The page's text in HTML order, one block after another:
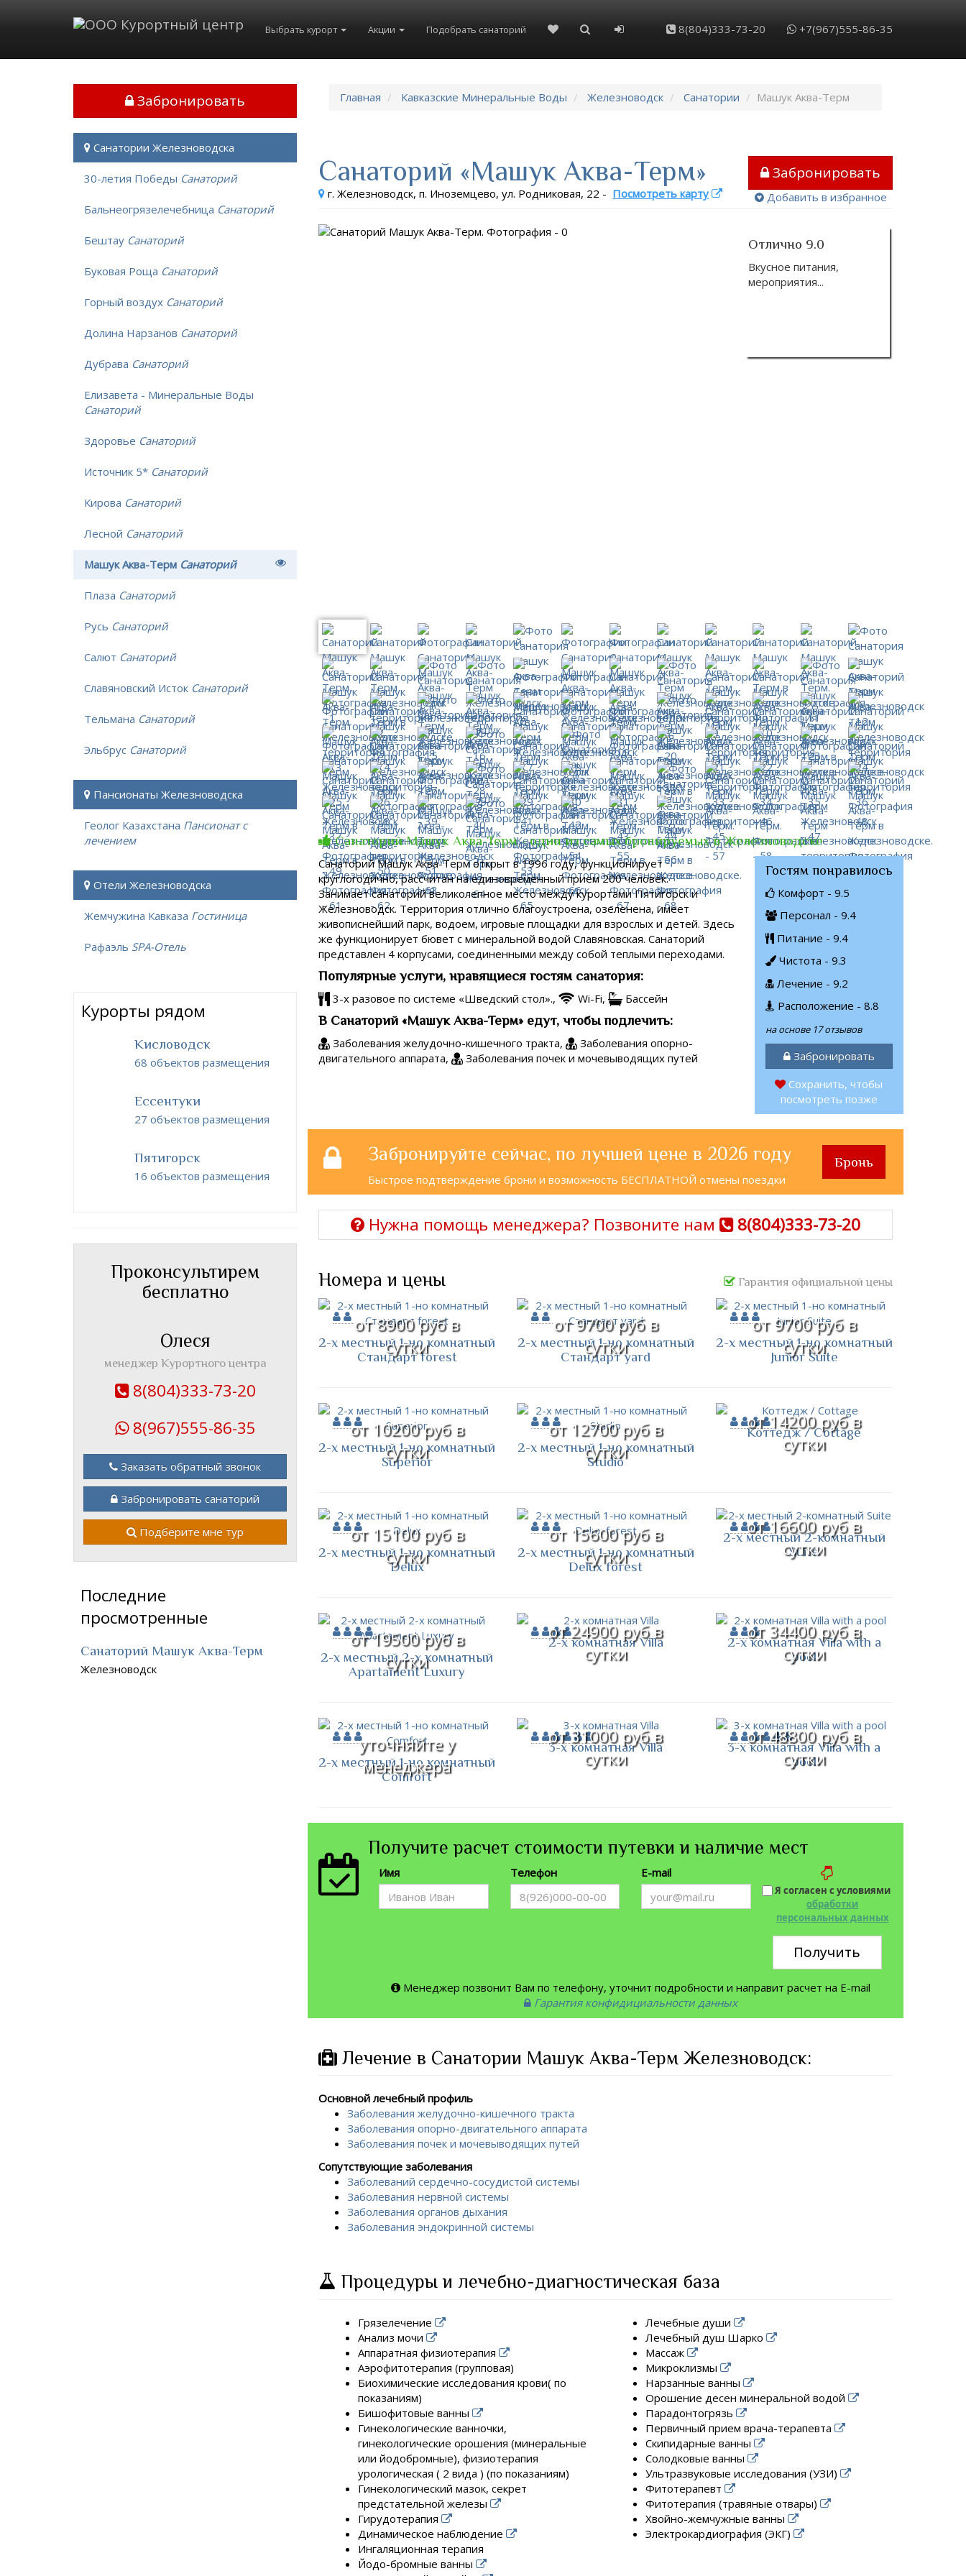
Выбрать курорт Акции Подобрать санаторий 8(804)333-73-20 +7(967)555-86-35
Главная Кавказские Минеральные Воды Железноводск Санатории Машук Аква-Терм
Забронировать
Добавить в избранное
Санаторий «Машук Аква-Терм»
г. Железноводск, п. Иноземцево, ул. Родниковая, 22 - Посмотреть карту
Отлично 9.0
Вкусное питания,
мероприятия
Санаторий Машук Аква-Терм - один из самых бронируемых в Железноводске
Санаторий Машук Аква-Терм открыт в 1996 году, функционирует
круглогодично, рассчитан на единовременный прием 200 человек.
Занимает санаторий великолепное место между курортами Пятигорск и
Железноводск. Территория отлично благоустроена, озеленена, имеет
живописнейший парк, водоем, игровые площадки для взрослых и детей. Здесь
же функционирует бювет с минеральной водой Славяновская. Санаторий
представлен 4 корпусами, соединенными между собой теплыми переходами.
Популярные услуги, нравящиеся гостям санатория:
3-х разовое по системе «Шведский стол»., Wi-Fi, Бассейн
В Санаторий «Машук Аква-Терм» едут, чтобы подлечить:
Заболевания желудочно-кишечного тракта,
Заболевания опорно-
двигательного аппарата,
Заболевания почек и мочевыводящих путей
Гостям понравилось
Комфорт - 9.5
Персонал - 9.4
Питание - 9.4
Чистота - 9.3
Лечение - 9.2
Расположение - 8.8
на основе 17 отзывов
Забронировать
Сохранить, чтобы
посмотреть позже
Забронируйте сейчас, по лучшей цене в 2026 году
Быстрое подтверждение брони и возможность БЕСПЛАТНОЙ отмены поездки
Бронь
Нужна помощь менеджера? Позвоните нам 8(804)333-73-20
Номера и цены Гарантия официальной цены
от 8900 руб в
сутки
2-х местный 1-но комнатный
Стандарт forest
от 9700 руб в
сутки
2-х местный 1-но комнатный
Стандарт yard
от 9700 руб в
сутки
2-х местный 1-но комнатный
Junior Suite
от 10200 руб в
сутки
2-х местный 1-но комнатный
Superior
от 12700 руб в
сутки
2-х местный 1-но комнатный
Studio
от 14200 руб в
сутки
Коттедж / Cottage
от 15100 руб в
сутки
2-х местный 1-но комнатный
Delux
от 15600 руб в
сутки
2-х местный 1-но комнатный
Delux forest
от 16600 руб в
сутки
2-х местный 2-комнатный
Suite
от 19500 руб в
сутки
2-х местный 2-х комнатный
Apartament Luxury
от 24900 руб в
сутки
2-х комнатная Villa
от 34400 руб в
сутки
2-х комнатная Villa with a
pool
уточняйте у
менеджера
2-х местный 1-но комнатный
Comfort
от 31000 руб в
сутки
3-х комнатная Villa
от 48800 руб в
сутки
3-х комнатная Villa with a
pool
Получите расчет стоимости путевки и наличие мест
Имя Телефон E-mail
Я согласен с условиями
обработки
персональных данных
Получить
Менеджер позвонит Вам по телефону, уточнит подробности и направит расчет на E-mail
Гарантия конфидициальности данных
Лечение в Санатории Машук Аква-Терм Железноводск:
Основной лечебный профиль
Заболевания желудочно-кишечного тракта
Заболевания опорно-двигательного аппарата
Заболевания почек и мочевыводящих путей
Сопутствующие заболевания
Заболеваний сердечно-сосудистой системы
Заболевания нервной системы
Заболевания органов дыхания
Заболевания эндокринной системы
Процедуры и лечебно-диагностическая база
Грязелечение
Анализ мочи
Аппаратная физиотерапия
Аэрофитотерапия (групповая)
Биохимические исследования крови( по
показаниям)
Бишофитовые ванны
Гинекологические ванночки,
гинекологические орошения (минеральные
или йодобромные), физиотерапия
урологическая ( 2 вида ) (по показаниям)
Гинекологический мазок, секрет
предстательной железы
Гирудотерапия
Динамическое наблюдение
Ингаляционная терапия
Йодо-бромные ванны
Лечебные души
Лечебный душ Шарко
Массаж
Микроклизмы
Нарзанные ванны
Орошение десен минеральной водой
Парадонтогрязь
Первичный прием врача-терапевта
Скипидарные ванны
Солодковые ванны
Ультразвуковые исследования (УЗИ)
Фитотерапевт
Фитотерапия (травяные отвары)
Хвойно-жемчужные ванны
Электрокардиография (ЭКГ)
Забронировать
Санатории Железноводска
30-летия Победы Санаторий
Бальнеогрязелечебница Санаторий
Бештау Санаторий
Буковая Роща Санаторий
Горный воздух Санаторий
Долина Нарзанов Санаторий
Дубрава Санаторий
Елизавета - Минеральные Воды
Санаторий
Здоровье Санаторий
Источник 5* Санаторий
Кирова Санаторий
Лесной Санаторий
Машук Аква-Терм Санаторий
Плаза Санаторий
Русь Санаторий
Салют Санаторий
Славяновский Исток Санаторий
Тельмана Санаторий
Эльбрус Санаторий
Пансионаты Железноводска
Геолог Казахстана Пансионат с
лечением
Отели Железноводска
Жемчужина Кавказа Гостиница
Рафаэль SPA-Отель
Курорты рядом
Кисловодск
68 объектов размещения
Ессентуки
27 объектов размещения
Пятигорск
16 объектов размещения
Проконсультирем
бесплатно
Олеся
менеджер Курортного центра
8(804)333-73-20
8(967)555-86-35
Заказать обратный звонок
Забронировать санаторий
Подберите мне тур
Последние
просмотренные
Санаторий Машук Аква-Терм
Железноводск